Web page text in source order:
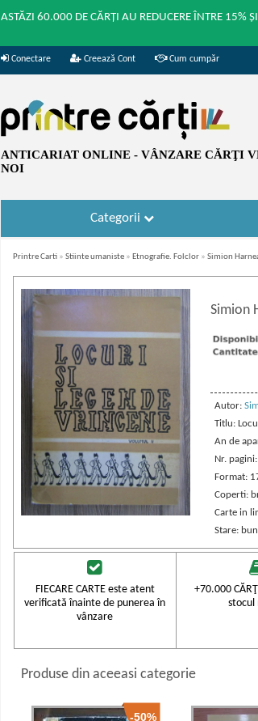
ASTĂZI 60.000 DE CĂRȚI AU REDUCERE ÎNTRE 15%
Conectare Creează Cont Cum cumpăr
ANTICARIAT ONLINE - VÂNZARE CĂRŢI
NOI
Categorii
Printre Carti » Stiinte umaniste » Etnografie. Folclor » Simion
Simion
Autor:
Titlu:
An de
Nr.
Format:
Coperti:
Carte in
Stare:
FIECARE CARTE este atent
verificată înainte de punerea în
vânzare
+70.000
stocul
Produse din aceeasi categorie
-50%